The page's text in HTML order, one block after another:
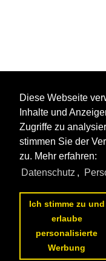
Diese Webseite
Inhalte und
Zugriffe zu
stimmen Sie der
zu. Mehr erfahren:
Datenschutz ,
Ich stimme zu und
erlaube
personalisierte
Werbung